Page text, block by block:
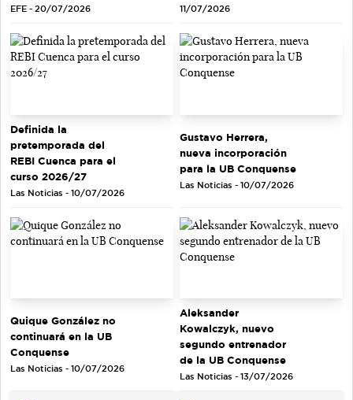
EFE - 20/07/2026
11/07/2026
Definida la
pretemporada del
REBI Cuenca para el
curso 2026/27
Las Noticias - 10/07/2026
Gustavo Herrera,
nueva incorporación
para la UB Conquense
Las Noticias - 10/07/2026
Quique González no
continuará en la UB
Conquense
Las Noticias - 10/07/2026
Aleksander
Kowalczyk, nuevo
segundo entrenador
de la UB Conquense
Las Noticias - 13/07/2026